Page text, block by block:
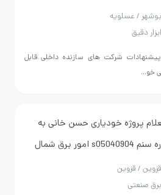
های سازنده داخلی قابل
خودیاری حسن خانی به